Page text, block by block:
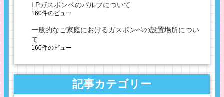
LPガスボンベのバルブについて
160件のビュー
一般的なご家庭におけるガスボンベの設置場所につい
て
160件のビュー
記事カテゴリー